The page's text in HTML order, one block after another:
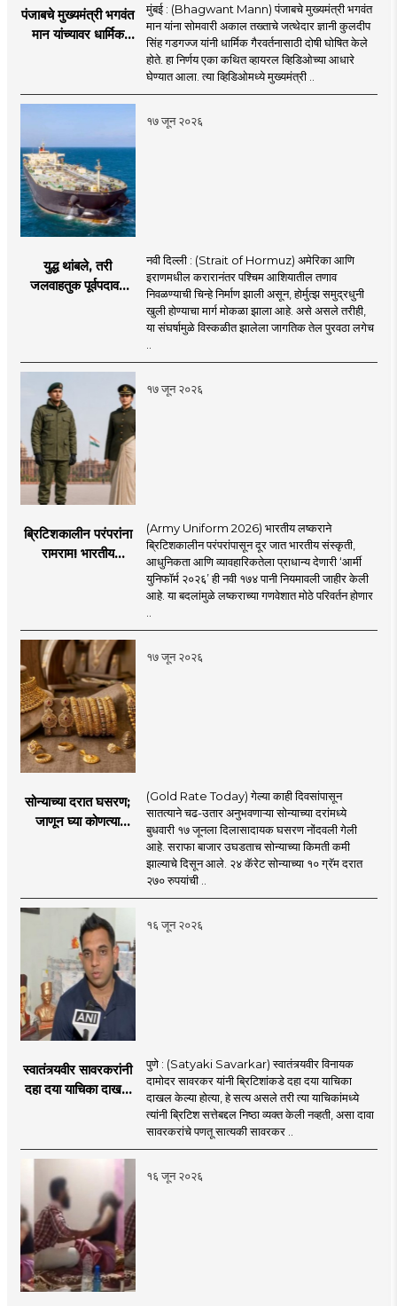
पंजाबचे मुख्यमंत्री भगवंत
मान यांच्यावर धार्मिक
खळबळ
मुंबई : (Bhagwant Mann) पंजाबचे मुख्यमंत्री भगवंत
मान यांना सोमवारी अकाल तख्ताचे जत्थेदार ज्ञानी कुलदीप
सिंह गडगज्ज यांनी धार्मिक गैरवर्तनासाठी दोषी घोषित केले
होते. हा निर्णय एका कथित व्हायरल व्हिडिओच्या आधारे
घेण्यात आला. त्या व्हिडिओमध्ये मुख्यमंत्री ..
१७ जून २०२६
युद्ध थांबले, तरी
जलवाहतुक पूर्वपदावर
चिंता.
नवी दिल्ली : (Strait of Hormuz) अमेरिका आणि
इराणमधील करारानंतर पश्चिम आशियातील तणाव
निवळण्याची चिन्हे निर्माण झाली असून, होर्मुत्झ समुद्रधुनी
खुली होण्याचा मार्ग मोकळा झाला आहे. असे असले तरीही,
या संघर्षामुळे विस्कळीत झालेला जागतिक तेल पुरवठा लगेच
१७ जून २०२६
ब्रिटिशकालीन परंपरांना
रामराम! भारतीय
(Army Uniform 2026) भारतीय लष्कराने
ब्रिटिशकालीन परंपरांपासून दूर जात भारतीय संस्कृती,
आधुनिकता आणि व्यावहारिकतेला प्राधान्य देणारी ‘आर्मी
युनिफॉर्म २०२६’ ही नवी १७४ पानी नियमावली जाहीर केली
आहे. या बदलांमुळे लष्कराच्या गणवेशात मोठे परिवर्तन होणार
१७ जून २०२६
सोन्याच्या दरात घसरण;
जाणून घ्या कोणत्या
(Gold Rate Today) गेल्या काही दिवसांपासून
सातत्याने चढ-उतार अनुभवणाऱ्या सोन्याच्या दरांमध्ये
बुधवारी १७ जूनला दिलासादायक घसरण नोंदवली गेली
आहे. सराफा बाजार उघडताच सोन्याच्या किमती कमी
झाल्याचे दिसून आले. २४ कॅरेट सोन्याच्या १० ग्रॅम दरात
२७० रुपयांची ..
१६ जून २०२६
स्वातंत्र्यवीर सावरकरांनी
दहा दया याचिका दाखल
निष्ठा व्यक्त केली नाही’!
पणतू सात्यकी सावरकर
यांनी न्यायालयात सादर
केला दावा
पुणे : (Satyaki Savarkar) स्वातंत्र्यवीर विनायक
दामोदर सावरकर यांनी ब्रिटिशांकडे दहा दया याचिका
दाखल केल्या होत्या, हे सत्य असले तरी त्या याचिकांमध्ये
त्यांनी ब्रिटिश सत्तेबद्दल निष्ठा व्यक्त केली नव्हती, असा दावा
सावरकरांचे पणतू सात्यकी सावरकर ..
१६ जून २०२६